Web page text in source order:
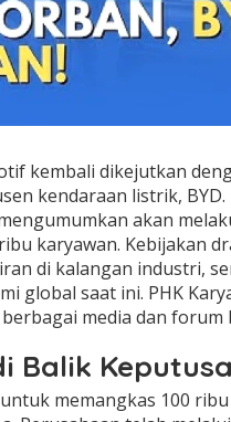
kembali dikejutkan
kendaraan listrik,
akan
karyawan. Kebijakan
di kalangan industri,
global saat ini. PHK
media dan
Balik
memangkas 100